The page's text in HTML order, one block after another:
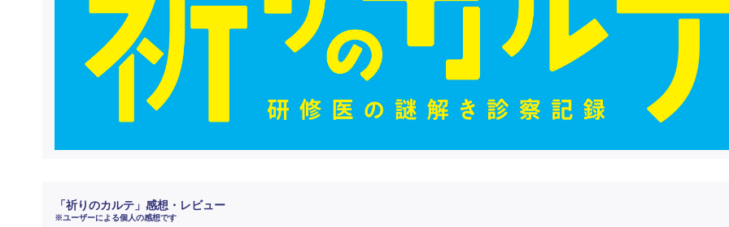
「祈りのカルテ」感想・レビュー
※ユーザーによる個人の感想です